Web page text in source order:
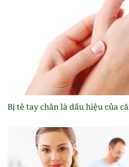
Bị tê tay chân là dấu hiệu của